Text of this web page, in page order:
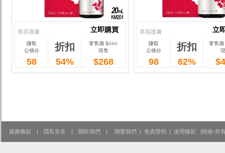
美容護膚
立即購買
立即購買
賺取
公積分
折扣 零售價 $580
現售
58 54% $268
美容護膚
立
立
賺取
公積分
折扣
零售價
98 62%
服務條款 | 隱私安全 | 關於我們 | 聯繫我們 | 免責聲明 | 使用條款 |指南-所